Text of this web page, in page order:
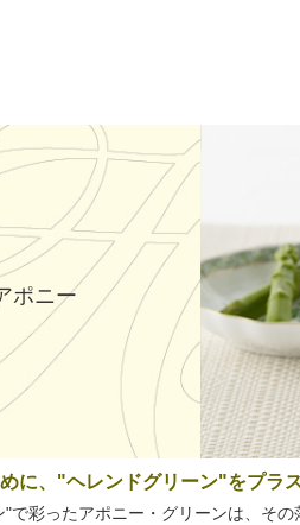
ポニー
に、"ヘレンドグリーン"をプラ
で彩ったアポニー・グリーンは、そ